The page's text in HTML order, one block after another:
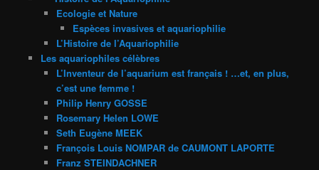
Ecologie et Nature
Espèces invasives et aquariophilie
L’Histoire de l’Aquariophilie
Les aquariophiles célèbres
L’Inventeur de l’aquarium est français ! …et, en plus,
c’est une femme !
Philip Henry GOSSE
Rosemary Helen LOWE
Seth Eugène MEEK
François Louis NOMPAR de CAUMONT LAPORTE
Franz STEINDACHNER